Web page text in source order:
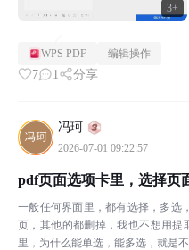
3+
WPS PDF 编辑操作
7 1 分享
冯珂
2026-07-01 09:22:57
pdf页面选项卡里，选择页
一般任何界面里，都有选择，多选
页，其他的都删掉，我也不想用提
里，为什么能单选，能多选，就是